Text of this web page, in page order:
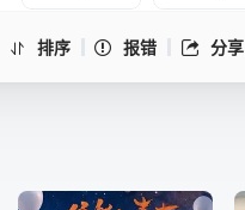
排序 报错 分享
14
22 23